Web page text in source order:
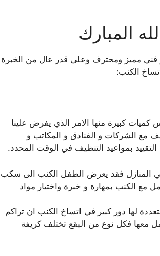
المبارك
مميز ومحترف وعلى قدر عال من الخبرة
الكنب:
كبيرة منها الامر الذي يفرض علينا
مع الشركات و الفنادق و المكاتب و
بمواعيد التنظيف في الوقت المحدد.
المنازل فقد يعرض الطفل الكنب الى سكب
مع الكنب بمهارة و خبرة واختيار مواد
لها دور كبير في اتساخ الكنب ان تراكم
معها فكل نوع من البقع تختلف كريفة